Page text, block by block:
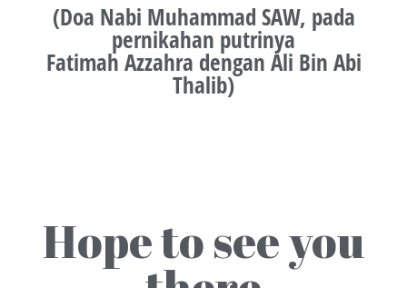
(Doa Nabi Muhammad SAW, pada
pernikahan putrinya
Fatimah Azzahra dengan Ali Bin Abi
Thalib)
Hope to see you